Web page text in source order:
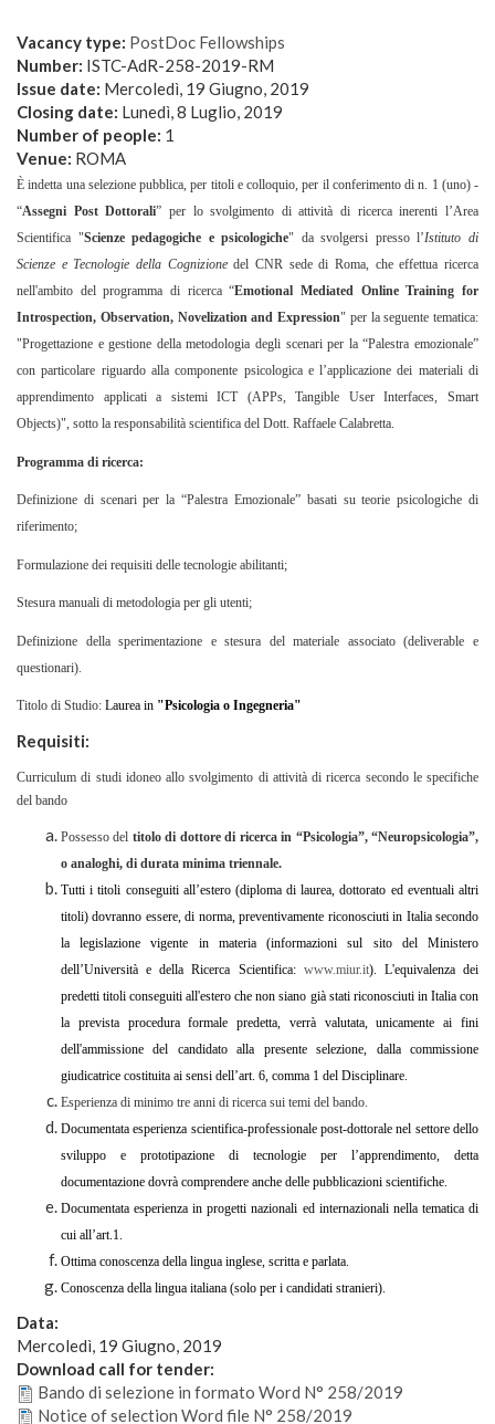
Vacancy type: PostDoc Fellowships
Number: ISTC-AdR-258-2019-RM
Issue date: Mercoledì, 19 Giugno, 2019
Closing date: Lunedì, 8 Luglio, 2019
Number of people: 1
Venue: ROMA
È indetta una selezione pubblica, per titoli e colloquio, per il conferimento di n. 1 (uno) -
“Assegni Post Dottorali” per lo svolgimento di attività di ricerca inerenti l’Area
Scientifica "Scienze pedagogiche e psicologiche" da svolgersi presso l’Istituto di
Scienze e Tecnologie della Cognizionedel CNR sede di Roma, che effettua ricerca
nell'ambito delprogramma di ricerca “Emotional Mediated Online Training for
Introspection, Observation, Novelization and Expression" per la seguente tematica:
"Progettazione e gestione della metodologia degli scenari per la “Palestra emozionale”
con particolare riguardo alla componente psicologica e l’applicazione dei materiali di
apprendimento applicati a sistemi ICT (APPs, Tangible User Interfaces, Smart
Objects)", sotto la responsabilità scientifica del Dott. Raffaele Calabretta.
Programma di ricerca:
Definizione di scenari per la “Palestra Emozionale” basati su teorie psicologiche di
riferimento;
Formulazione dei requisiti delle tecnologie abilitanti;
Stesura manuali di metodologia per gli utenti;
Definizione della sperimentazione e stesura del materiale associato (deliverable e
questionari).
Titolo di Studio: Laurea in "Psicologia o Ingegneria"
Requisiti:
Curriculum di studi idoneo allo svolgimento di attività di ricerca secondo le specifiche
del bando
Possesso del titolo di dottore di ricerca in “Psicologia”, “Neuropsicologia”,
o analoghi, di durata minima triennale.
Tutti i titoli conseguiti all’estero (diploma di laurea, dottorato ed eventuali altri
titoli) dovranno essere, di norma, preventivamente riconosciuti in Italia secondo
la legislazione vigente in materia (informazioni sul sito del Ministero
dell’Università e della Ricerca Scientifica: www.miur.it). L'equivalenza dei
predetti titoli conseguiti all'estero che non siano già stati riconosciuti in Italia con
la prevista procedura formale predetta, verrà valutata, unicamente ai fini
dell'ammissione del candidato alla presente selezione, dalla commissione
giudicatrice costituita ai sensi dell’art. 6, comma 1 del Disciplinare.
Esperienza di minimo tre anni di ricerca sui temi del bando.
Documentata esperienza scientifica-professionale post-dottorale nel settore dello
sviluppo e prototipazione di tecnologie per l’apprendimento, detta
documentazione dovrà comprendere anche delle pubblicazioni scientifiche.
Documentata esperienza in progetti nazionali ed internazionali nella tematica di
cui all’art.1.
Ottima conoscenza della lingua inglese, scritta e parlata.
Conoscenza della lingua italiana (solo per i candidati stranieri).
Data:
Mercoledì, 19 Giugno, 2019
Download call for tender:
Bando di selezione in formato Word N° 258/2019
Notice of selection Word file N° 258/2019